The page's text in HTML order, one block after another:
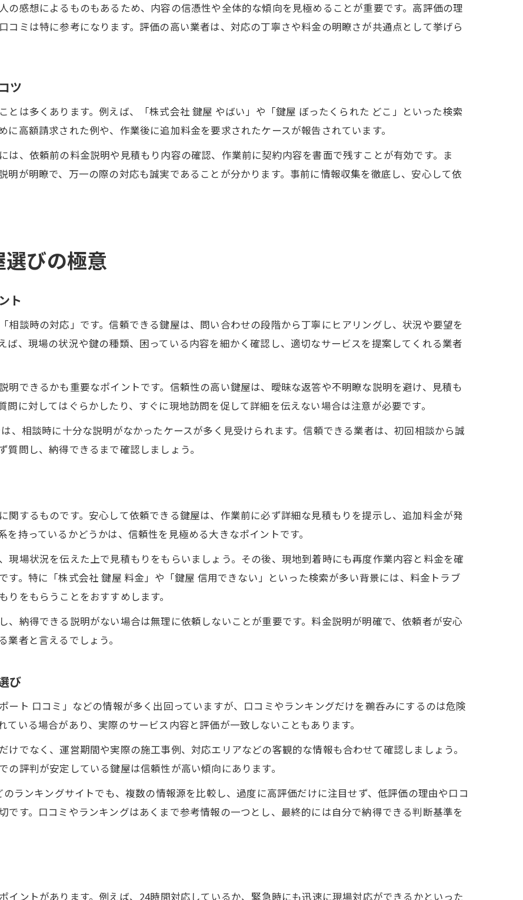
口コミや事例から学ぶ鍵屋選びの最終判断
の感想によるものもあるため、内容の信憑性や全体的な傾向を見極めることが重要です。高評価の理
コミは特に参考になります。評価の高い業者は、対応の丁寧さや料金の明瞭さが共通点として挙げら
ツ
とは多くあります。例えば、「株式会社 鍵屋 やばい」や「鍵屋 ぼったくられた どこ」といった検索
高額請求された例や、作業後に追加料金を要求されたケースが報告されています。
は、依頼前の料金説明や見積もり内容の確認、作業前に契約内容を書面で残すことが有効です。ま
明が明瞭で、万一の際の対応も誠実であることが分かります。事前に情報収集を徹底し、安心して依
びの極意
ト
相談時の対応」です。信頼できる鍵屋は、問い合わせの段階から丁寧にヒアリングし、状況や要望を
ば、現場の状況や鍵の種類、困っている内容を細かく確認し、適切なサービスを提案してくれる業者
明できるかも重要なポイントです。信頼性の高い鍵屋は、曖昧な返答や不明瞭な説明を避け、見積も
に対してはぐらかしたり、すぐに現地訪問を促して詳細を伝えない場合は注意が必要です。
、相談時に十分な説明がなかったケースが多く見受けられます。信頼できる業者は、初回相談から誠
問し、納得できるまで確認しましょう。
関するものです。安心して依頼できる鍵屋は、作業前に必ず詳細な見積もりを提示し、追加料金が発
持っているかどうかは、信頼性を見極める大きなポイントです。
現場状況を伝えた上で見積もりをもらいましょう。その後、現地到着時にも再度作業内容と料金を確
す。特に「株式会社 鍵屋 料金」や「鍵屋 信用できない」といった検索が多い背景には、料金トラブ
をもらうことをおすすめします。
、納得できる説明がない場合は無理に依頼しないことが重要です。料金説明が明確で、依頼者が安心
者と言えるでしょう。
び
ート 口コミ」などの情報が多く出回っていますが、口コミやランキングだけを鵜呑みにするのは危険
いる場合があり、実際のサービス内容と評価が一致しないこともあります。
でなく、運営期間や実際の施工事例、対応エリアなどの客観的な情報も合わせて確認しましょう。
評判が安定している鍵屋は信頼性が高い傾向にあります。
ランキングサイトでも、複数の情報源を比較し、過度に高評価だけに注目せず、低評価の理由や口コ
です。口コミやランキングはあくまで参考情報の一つとし、最終的には自分で納得できる判断基準を
イントがあります。例えば、24時間対応しているか、緊急時にも迅速に現場対応ができるかといった